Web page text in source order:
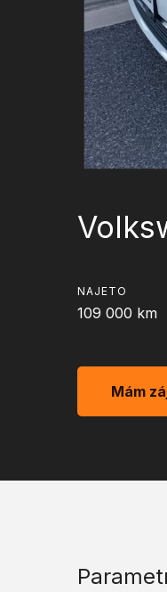
NAJETO
109 000 km
Mám